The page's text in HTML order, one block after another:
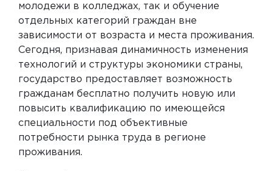
молодежи в колледжах, так и обучение
отдельных категорий граждан вне
зависимости от возраста и места проживания.
Сегодня, признавая динамичность изменения
технологий и структуры экономики страны,
государство предоставляет возможность
гражданам бесплатно получить новую или
повысить квалификацию по имеющейся
специальности под объективные
потребности рынка труда в регионе
проживания.